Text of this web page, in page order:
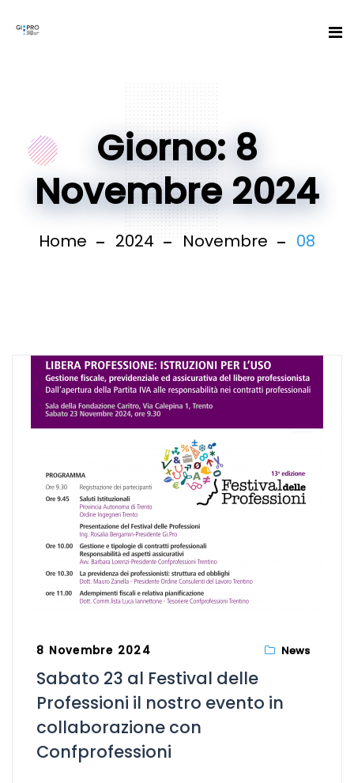
Giorno: 8
Novembre 2024
Home 2024 Novembre 08
8 Novembre 2024 News
Sabato 23 al Festival delle
Professioni il nostro evento in
collaborazione con
Confprofessioni